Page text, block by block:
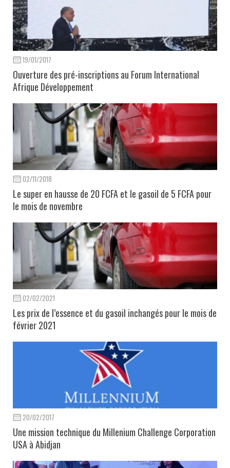
19/01/2017
Ouverture des pré-inscriptions au Forum International
Afrique Développement
02/11/2018
Le super en hausse de 20 FCFA et le gasoil de 5 FCFA pour
le mois de novembre
02/02/2021
Les prix de l’essence et du gasoil inchangés pour le mois de
février 2021
20/02/2017
Une mission technique du Millenium Challenge Corporation
USA à Abidjan